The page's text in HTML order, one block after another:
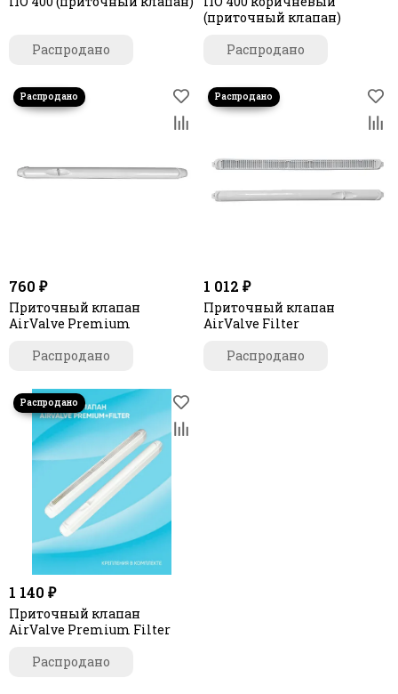
Распродано
(приточный клапан)
Распродано
760 ₽
Приточный клапан
AirValve Premium
Распродано
1 012 ₽
Приточный клапан
AirValve Filter
Распродано
1 140 ₽
Приточный клапан
AirValve Premium Filter
Распродано